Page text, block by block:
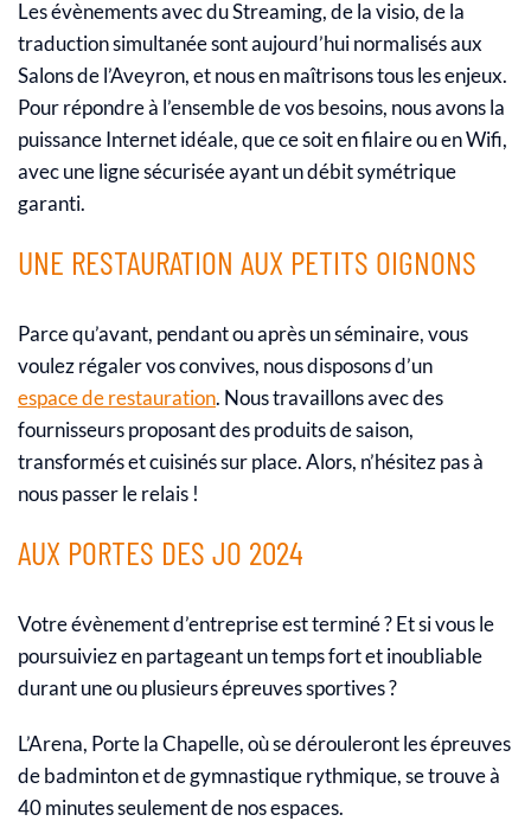
Les évènements avec du Streaming, de la visio, de la
traduction simultanée sont aujourd’hui normalisés aux
Salons de l’Aveyron, et nous en maîtrisons tous les enjeux.
Pour répondre à l’ensemble de vos besoins, nous avons la
puissance Internet idéale, que ce soit en filaire ou en Wifi,
avec une ligne sécurisée ayant un débit symétrique
garanti.
UNE RESTAURATION AUX PETITS OIGNONS
Parce qu’avant, pendant ou après un séminaire, vous
voulez régaler vos convives, nous disposons d’un
espace de restauration. Nous travaillons avec des
fournisseurs proposant des produits de saison,
transformés et cuisinés sur place. Alors, n’hésitez pas à
nous passer le relais !
AUX PORTES DES JO 2024
Votre évènement d’entreprise est terminé ? Et si vous le
poursuiviez en partageant un temps fort et inoubliable
durant une ou plusieurs épreuves sportives ?
L’Arena, Porte la Chapelle, où se dérouleront les épreuves
de badminton et de gymnastique rythmique, se trouve à
40 minutes seulement de nos espaces.